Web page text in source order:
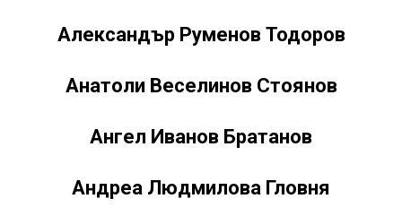
Александър Руменов Тодоров
Анатоли Веселинов Стоянов
Ангел Иванов Братанов
Андреа Людмилова Гловня